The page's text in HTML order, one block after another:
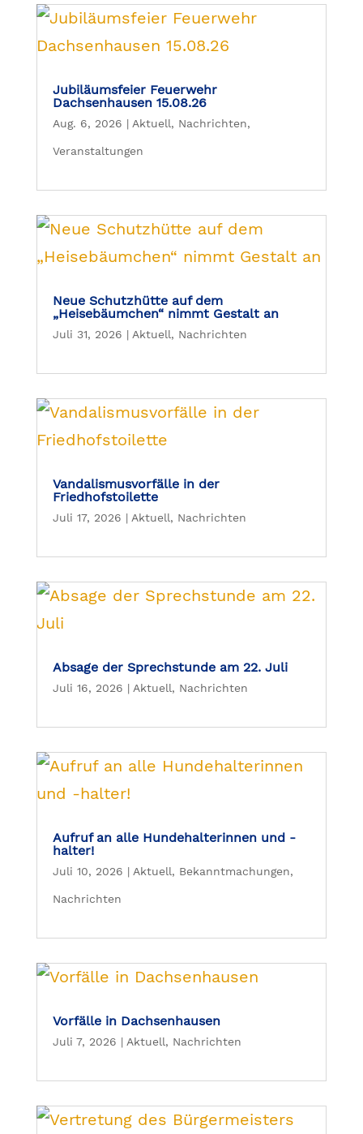
Jubiläumsfeier Feuerwehr
Dachsenhausen 15.08.26
Aug. 6, 2026 | Aktuell, Nachrichten,
Veranstaltungen
Neue Schutzhütte auf dem
„Heisebäumchen“ nimmt Gestalt an
Juli 31, 2026 | Aktuell, Nachrichten
Vandalismusvorfälle in der
Friedhofstoilette
Juli 17, 2026 | Aktuell, Nachrichten
Absage der Sprechstunde am 22. Juli
Juli 16, 2026 | Aktuell, Nachrichten
Aufruf an alle Hundehalterinnen und -
halter!
Juli 10, 2026 | Aktuell, Bekanntmachungen,
Nachrichten
Vorfälle in Dachsenhausen
Juli 7, 2026 | Aktuell, Nachrichten